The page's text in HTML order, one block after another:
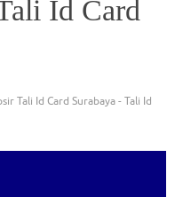
Id Card
Tali Id Card Surabaya - Tali Id